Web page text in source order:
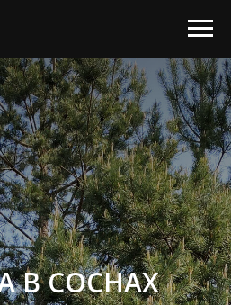
В СОСНАХ